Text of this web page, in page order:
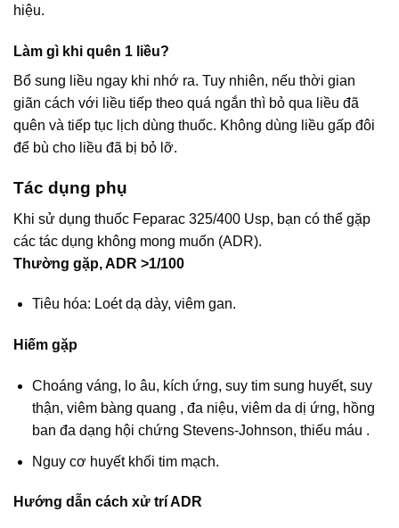
hiệu.
Làm gì khi quên 1 liều?
Bổ sung liều ngay khi nhớ ra. Tuy nhiên, nếu thời gian
giãn cách với liều tiếp theo quá ngắn thì bỏ qua liều đã
quên và tiếp tục lịch dùng thuốc. Không dùng liều gấp đôi
để bù cho liều đã bị bỏ lỡ.
Tác dụng phụ
Khi sử dụng thuốc Feparac 325/400 Usp, bạn có thể gặp
các tác dụng không mong muốn (ADR).
Thường gặp, ADR >1/100
Tiêu hóa: Loét dạ dày, viêm gan.
Hiếm gặp
Choáng váng, lo âu, kích ứng, suy tim sung huyết, suy
thận, viêm bàng quang , đa niệu, viêm da dị ứng, hồng
ban đa dạng hội chứng Stevens-Johnson, thiếu máu .
Nguy cơ huyết khối tim mạch.
Hướng dẫn cách xử trí ADR